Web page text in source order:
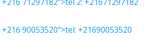
+216 90053520">tel: +21690053520